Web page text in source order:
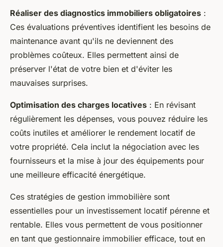
Réaliser des diagnostics immobiliers obligatoires :
Ces évaluations préventives identifient les besoins de
maintenance avant qu'ils ne deviennent des
problèmes coûteux. Elles permettent ainsi de
préserver l'état de votre bien et d'éviter les
mauvaises surprises.
Optimisation des charges locatives : En révisant
régulièrement les dépenses, vous pouvez réduire les
coûts inutiles et améliorer le rendement locatif de
votre propriété. Cela inclut la négociation avec les
fournisseurs et la mise à jour des équipements pour
une meilleure efficacité énergétique.
Ces stratégies de gestion immobilière sont
essentielles pour un investissement locatif pérenne et
rentable. Elles vous permettent de vous positionner
en tant que gestionnaire immobilier efficace, tout en